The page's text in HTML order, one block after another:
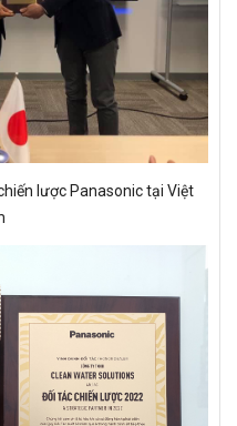
lược Panasonic tại Việt